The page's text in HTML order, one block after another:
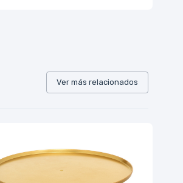
Ver más relacionados